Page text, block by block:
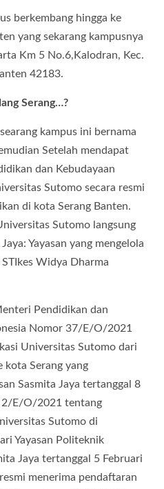
berkembang hingga ke
yang sekarang kampusnya
Km 5 No.6,Kalodran, Kec.
42183.
Serang…?
kampus ini bernama
Setelah mendapat
dan Kebudayaan
Sutomo secara resmi
di kota Serang Banten.
Sutomo langsung
Yayasan yang mengelola
Widya Dharma
Pendidikan dan
Nomor 37/E/O/2021
Universitas Sutomo dari
kota Serang yang
Sasmita Jaya tertanggal 8
2/E/O/2021 tentang
Sutomo di
Yayasan Politeknik
Jaya tertanggal 5 Februari
menerima pendaftaran